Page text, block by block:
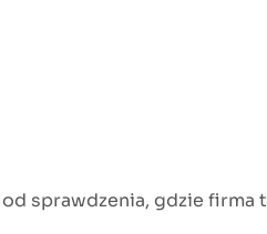
sprawdzenia, gdzie firma